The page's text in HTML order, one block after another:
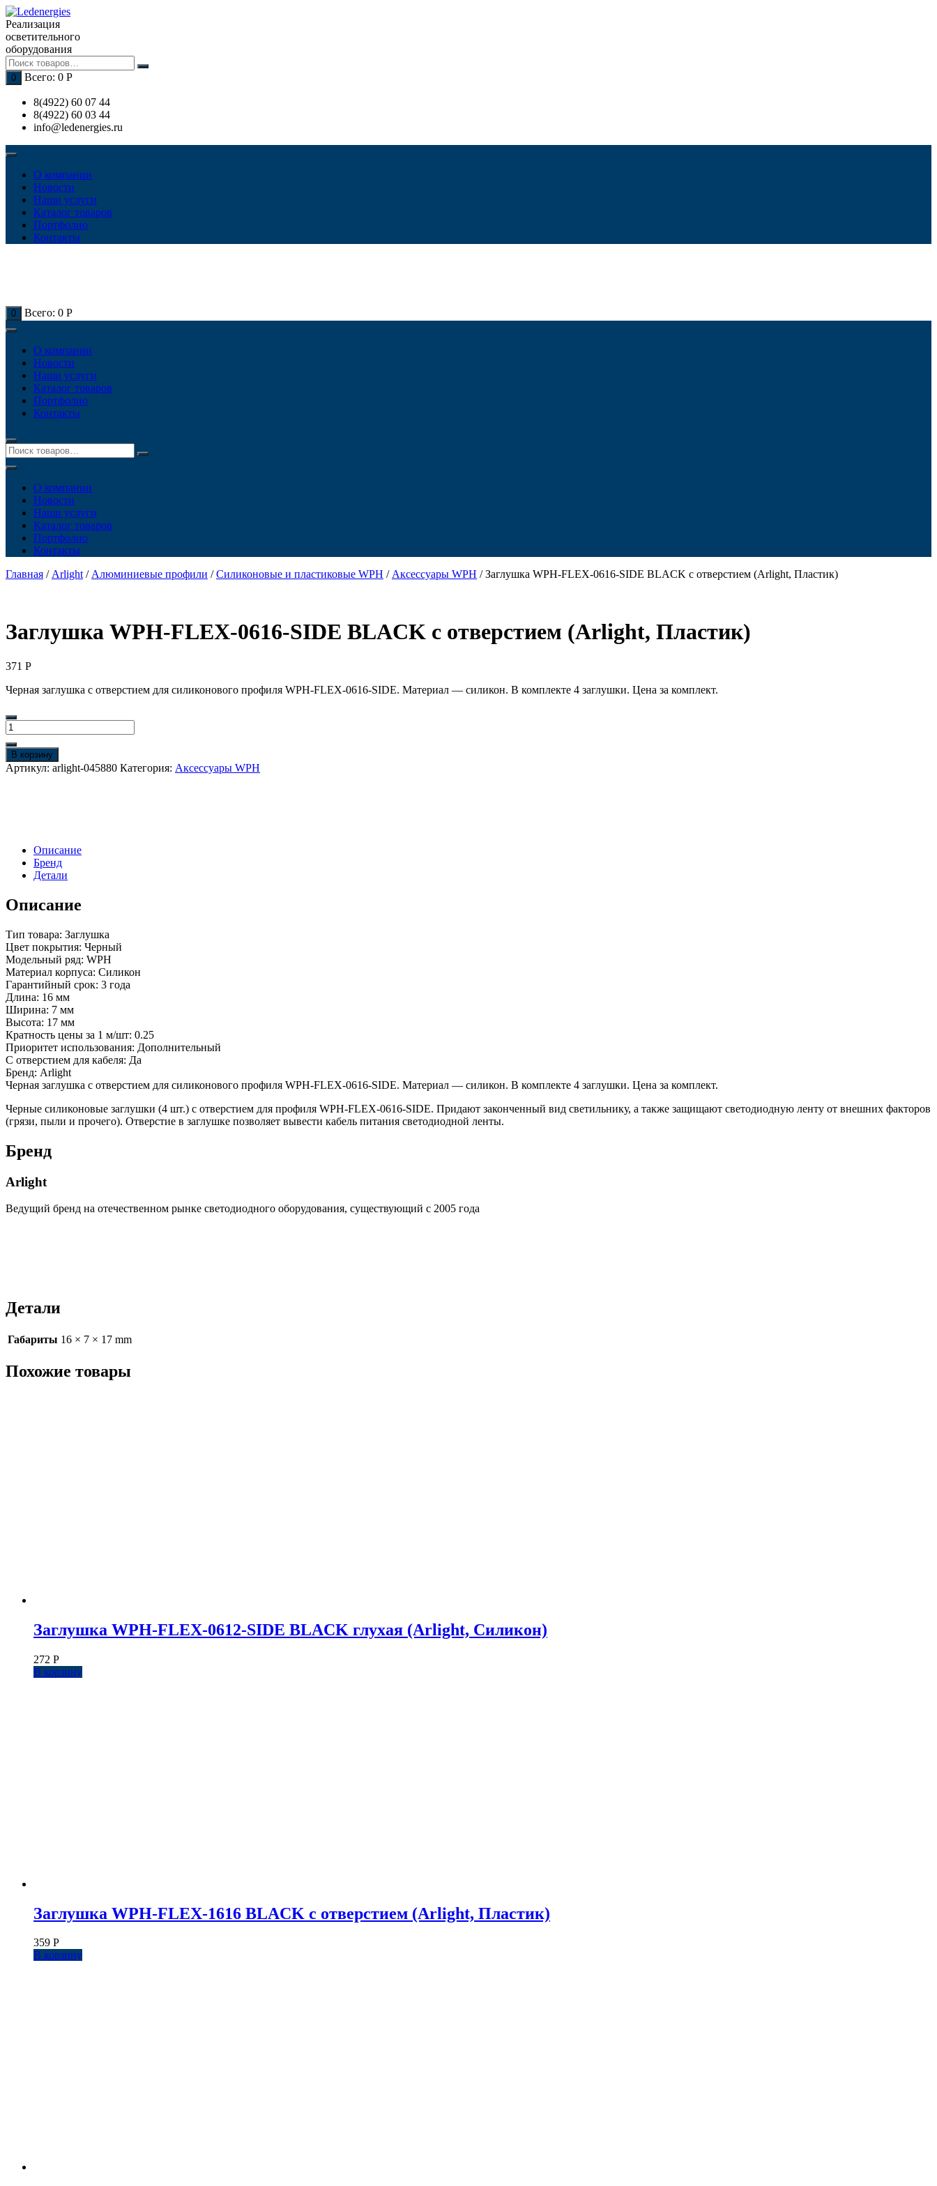
Перейти
к
содержимому
Реализация
осветительного
оборудования
0 Всего: 0 Р
8(4922) 60 07 44
8(4922) 60 03 44
info@ledenergies.ru
О компании
Новости
Наши услуги
Каталог товаров
Портфолио
Контакты
0 Всего: 0 Р
О компании
Новости
Наши услуги
Каталог товаров
Портфолио
Контакты
О компании
Новости
Наши услуги
Каталог товаров
Портфолио
Контакты
Главная / Arlight / Алюминиевые профили /Силиконовые и пластиковые WPH / Аксессуары WPH / Заглушка WPH-FLEX-0616-SIDE BLACK с отверстием (Arlight, Пластик)
Заглушка WPH-FLEX-0616-SIDE BLACK с отверстием (Arlight, Пластик)
371 Р
Черная заглушка с отверстием для силиконового профиля WPH-FLEX-0616-SIDE. Материал — силикон. В комплекте 4 заглушки. Цена за комплект.
Количество
товара
Заглушка
WPH-
FLEX-
(Arlight,
Пластик)
В корзину
Артикул: arlight-045880 Категория: Аксессуары WPH
Описание
Бренд
Детали
Описание
Тип товара: Заглушка
Цвет покрытия: Черный
Модельный ряд: WPH
Материал корпуса: Силикон
Гарантийный срок: 3 года
Длина: 16 мм
Ширина: 7 мм
Высота: 17 мм
Кратность цены за 1 м/шт: 0.25
Приоритет использования: Дополнительный
С отверстием для кабеля: Да
Бренд: Arlight
Черная заглушка с отверстием для силиконового профиля WPH-FLEX-0616-SIDE. Материал — силикон. В комплекте 4 заглушки. Цена за комплект.
Черные силиконовые заглушки (4 шт.) с отверстием для профиля WPH-FLEX-0616-SIDE. Придают законченный вид светильнику, а также защищают светодиодную ленту от внешних факторов
(грязи, пыли и прочего). Отверстие в заглушке позволяет вывести кабель питания светодиодной ленты.
Бренд
Arlight
Ведущий бренд на отечественном рынке светодиодного оборудования, существующий с 2005 года
Детали
Габариты 16 × 7 × 17 mm
Похожие товары
Заглушка WPH-FLEX-0612-SIDE BLACK глухая (Arlight, Силикон)
272 Р
В корзину
Заглушка WPH-FLEX-1616 BLACK с отверстием (Arlight, Пластик)
359 Р
В корзину